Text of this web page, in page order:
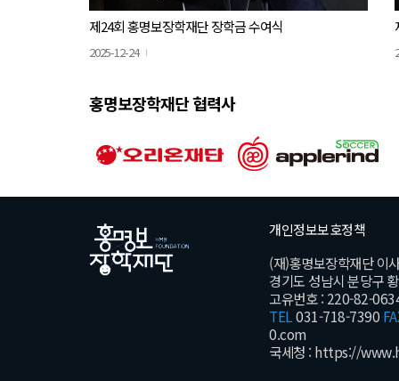
제24회 홍명보장학재단 장학금 수여식
2025-12-24
홍명보장학재단 협력사
개인정보보호정책
(재)홍명보장학재단 이
경기도 성남시 분당구
고유번호 : 220-82-
TEL031-718-7390
0.com
국세청 : https://